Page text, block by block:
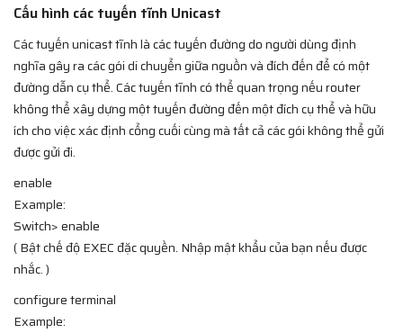
Cấu hình các tuyến tĩnh Unicast
Các tuyến unicast tĩnh là các tuyến đường do người dùng định
nghĩa gây ra các gói di chuyển giữa nguồn và đích đến để có một
đường dẫn cụ thể. Các tuyến tĩnh có thể quan trọng nếu router
không thể xây dựng một tuyến đường đến một đích cụ thể và hữu
ích cho việc xác định cổng cuối cùng mà tất cả các gói không thể gửi
được gửi đi.
enable
Example:
Switch> enable
( Bật chế độ EXEC đặc quyền. Nhập mật khẩu của bạn nếu được
nhắc. )
configure terminal
Example: